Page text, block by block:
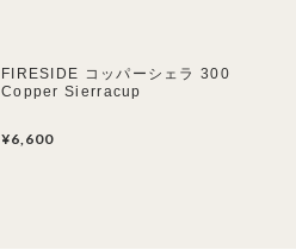
FIRESIDE コッパーシェラ 300
Copper Sierracup
¥6,600